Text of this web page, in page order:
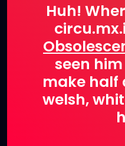
Huh!
seen
make half
welsh,